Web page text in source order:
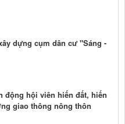
dựng cụm dân cư "Sáng -
động hội viên hiến đất, hiến
giao thông nông thôn